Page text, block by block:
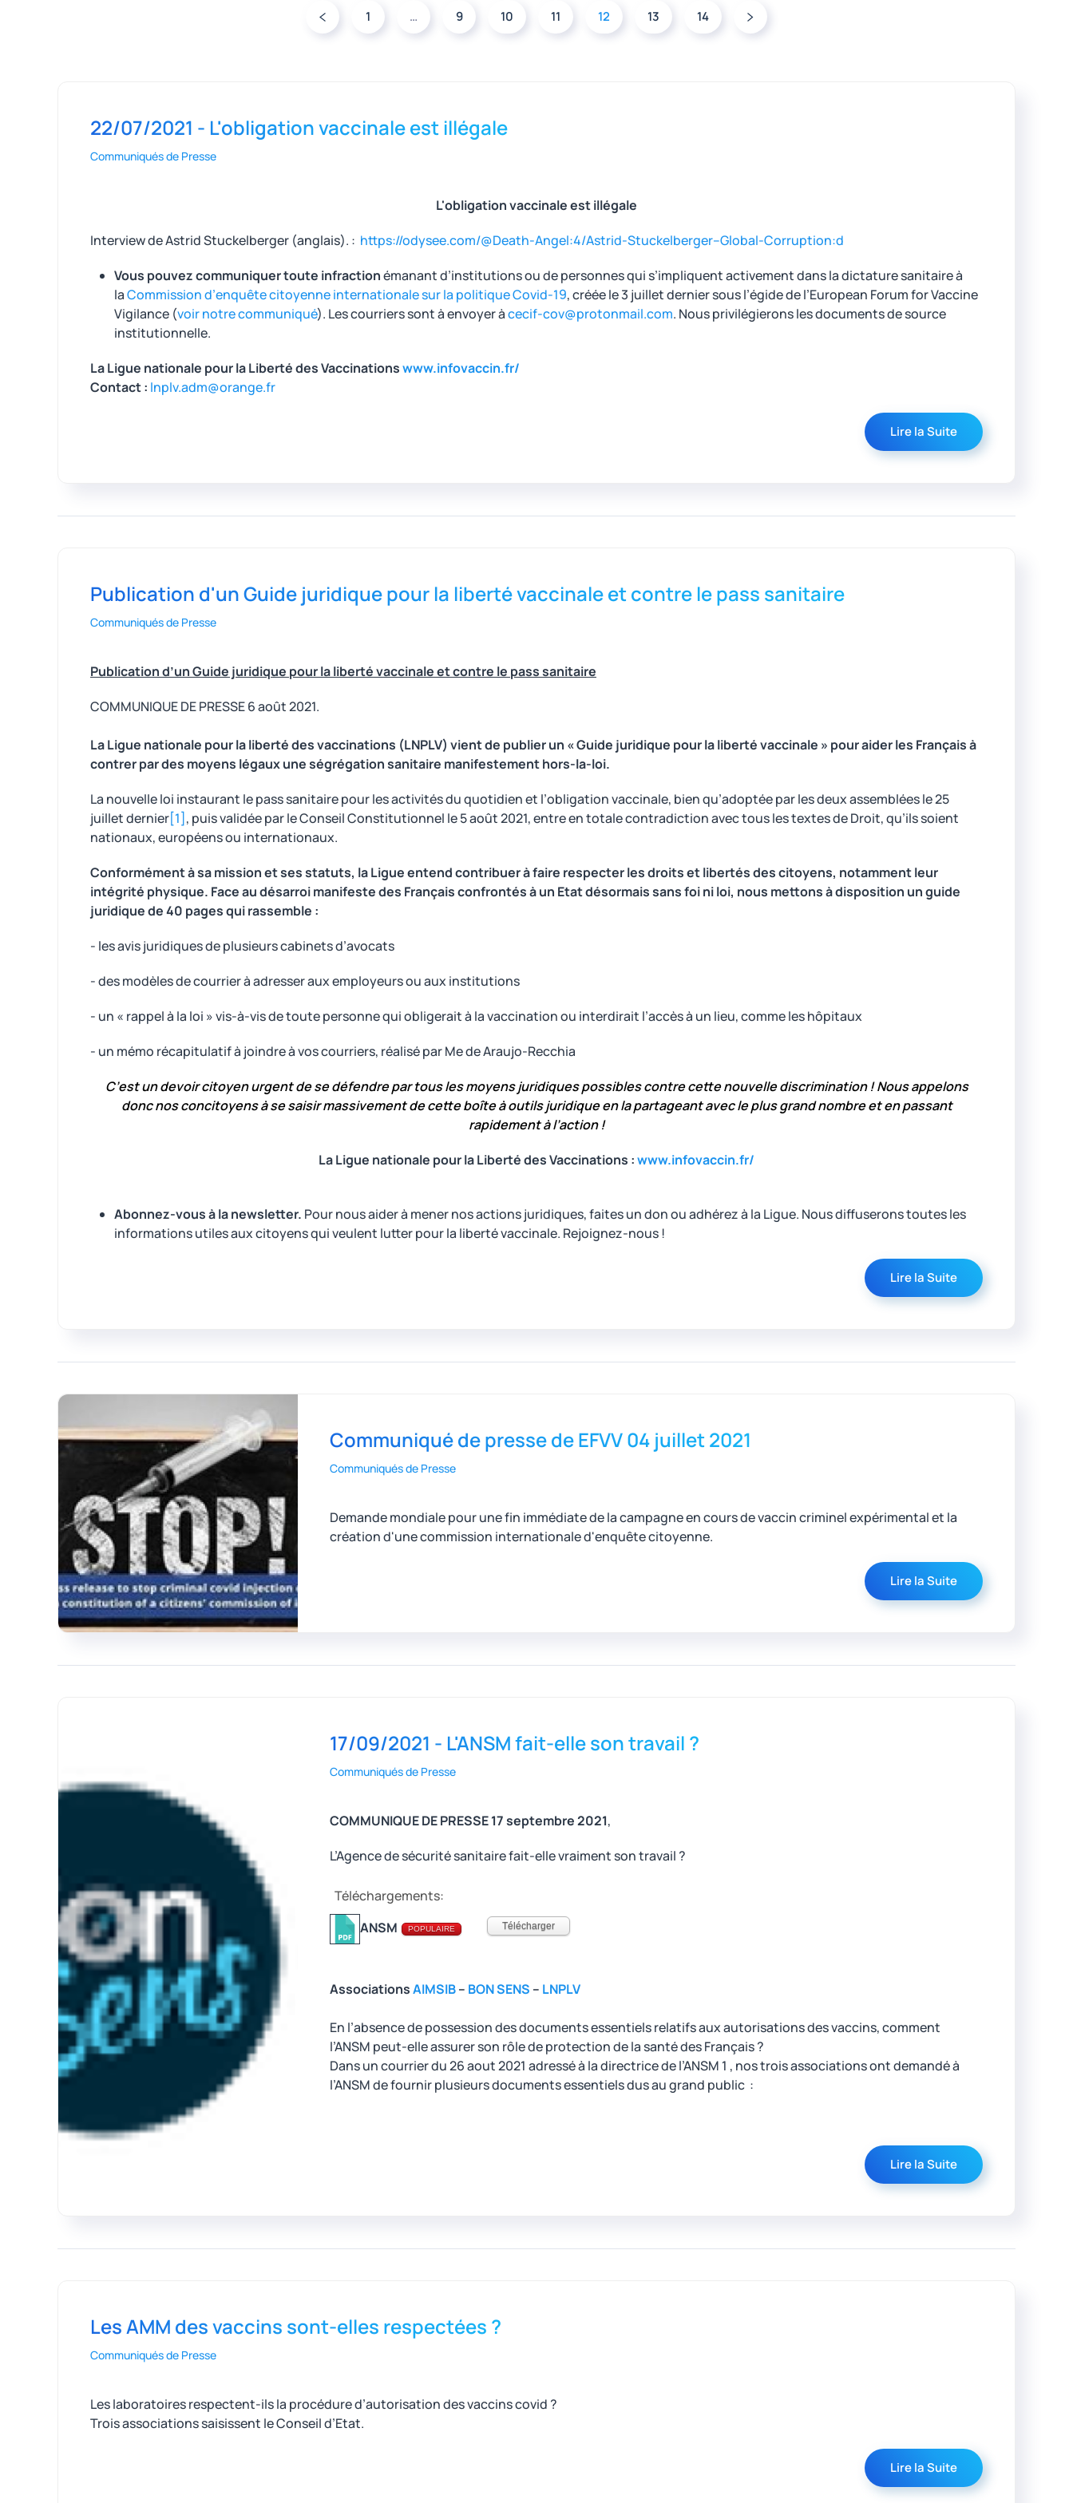
1 … 9 10 11 12 13 14
22/07/2021 - L'obligation vaccinale est illégale
Communiqués de Presse
L'obligation vaccinale est illégale
Interview de Astrid Stuckelberger (anglais). : https://odysee.com/@Death-Angel:4/Astrid-Stuckelberger--Global-Corruption:d
Vous pouvez communiquer toute infractionémanant d’institutions ou de personnes qui s’impliquent activement dans la dictature sanitaire à
laCommission d’enquête citoyenne internationale sur la politique Covid-19, créée le 3 juillet dernier sous l’égide de l’European Forum for Vaccine
Vigilance (voir notre communiqué). Les courriers sont à envoyer àcecif-cov@protonmail.com. Nous privilégierons les documents de source
institutionnelle.
La Ligue nationale pour la Liberté des Vaccinationswww.infovaccin.fr/
Contact : lnplv.adm@orange.fr
Lire la Suite
Publication d'un Guide juridique pour la liberté vaccinale et contre le pass sanitaire
Communiqués de Presse
Publication d’un Guide juridique pour la liberté vaccinale et contre le pass sanitaire
COMMUNIQUE DE PRESSE 6 août 2021.
La Ligue nationale pour la liberté des vaccinations (LNPLV) vient de publier un « Guide juridique pour la liberté vaccinale » pour aider les Français à
contrer par des moyens légaux une ségrégation sanitaire manifestement hors-la-loi.
La nouvelle loi instaurant le pass sanitaire pour les activités du quotidien et l’obligation vaccinale, bien qu’adoptée par les deux assemblées le 25
juillet dernier[1] , puis validée par le Conseil Constitutionnel le 5 août 2021, entre en totale contradiction avec tous les textes de Droit, qu’ils soient
nationaux, européens ou internationaux.
Conformément à sa mission et ses statuts, la Ligue entend contribuer à faire respecter les droits et libertés des citoyens, notamment leur
intégrité physique. Face au désarroi manifeste des Français confrontés à un Etat désormais sans foi ni loi, nous mettons à disposition un guide
juridique de 40 pages qui rassemble :
- les avis juridiques de plusieurs cabinets d’avocats
- des modèles de courrier à adresser aux employeurs ou aux institutions
- un « rappel à la loi » vis-à-vis de toute personne qui obligerait à la vaccination ou interdirait l’accès à un lieu, comme les hôpitaux
- un mémo récapitulatif à joindre à vos courriers, réalisé par Me de Araujo-Recchia
C’est un devoir citoyen urgent de se défendre par tous les moyens juridiques possibles contre cette nouvelle discrimination ! Nous appelons
donc nos concitoyens à se saisir massivement de cette boîte à outils juridique en la partageant avec le plus grand nombre et en passant
rapidement à l’action !
La Ligue nationale pour la Liberté des Vaccinations :www.infovaccin.fr/
Abonnez-vous à la newsletter. Pour nous aider à mener nos actions juridiques, faites un don ou adhérez à la Ligue. Nous diffuserons toutes les
informations utiles aux citoyens qui veulent lutter pour la liberté vaccinale. Rejoignez-nous !
Lire la Suite
Communiqué de presse de EFVV 04 juillet 2021
Communiqués de Presse
Demande mondiale pour une fin immédiate de la campagne en cours de vaccin criminel expérimental et la
création d'une commission internationale d'enquête citoyenne.
Lire la Suite
17/09/2021 - L'ANSM fait-elle son travail ?
Communiqués de Presse
COMMUNIQUE DE PRESSE 17 septembre 2021,
L’Agence de sécurité sanitaire fait-elle vraiment son travail ?
Téléchargements:
ANSM
POPULAIRE Télécharger
AssociationsAIMSIB– BON SENS – LNPLV
En l’absence de possession des documents essentiels relatifs aux autorisations des vaccins, comment
l’ANSM peut-elle assurer son rôle de protection de la santé des Français ?
Dans un courrier du 26 aout 2021 adressé à la directrice de l’ANSM 1 , nos trois associations ont demandé à
l’ANSM de fournir plusieurs documents essentiels dus au grand public :
Lire la Suite
Les AMM des vaccins sont-elles respectées ?
Communiqués de Presse
Les laboratoires respectent-ils la procédure d’autorisation des vaccins covid ?
Trois associations saisissent le Conseil d’Etat.
Lire la Suite